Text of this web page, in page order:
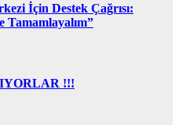
İçin Destek Çağrısı:
Tamamlayalım”
!!!